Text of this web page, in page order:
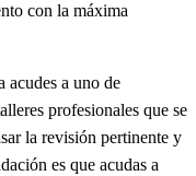
con la máxima
acudes a uno de
profesionales que se
la revisión pertinente y
es que acudas a